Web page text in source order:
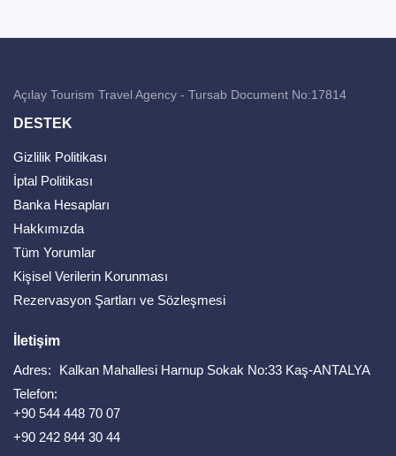
Açılay Tourism Travel Agency - Tursab Document No:17814
DESTEK
Gizlilik Politikası
İptal Politikası
Banka Hesapları
Hakkımızda
Tüm Yorumlar
Kişisel Verilerin Korunması
Rezervasyon Şartları ve Sözleşmesi
İletişim
Adres:
Kalkan Mahallesi Harnup Sokak No:33 Kaş-ANTALYA
Telefon:
+90 544 448 70 07
+90 242 844 30 44